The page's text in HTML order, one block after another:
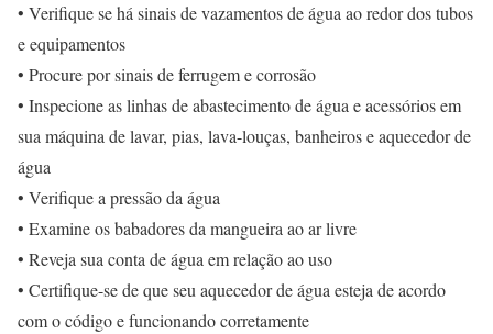
• Verifique se há sinais de vazamentos de água ao redor dos tubos
e equipamentos
• Procure por sinais de ferrugem e corrosão
• Inspecione as linhas de abastecimento de água e acessórios em
sua máquina de lavar, pias, lava-louças, banheiros e aquecedor de
água
• Verifique a pressão da água
• Examine os babadores da mangueira ao ar livre
• Reveja sua conta de água em relação ao uso
• Certifique-se de que seu aquecedor de água esteja de acordo
com o código e funcionando corretamente